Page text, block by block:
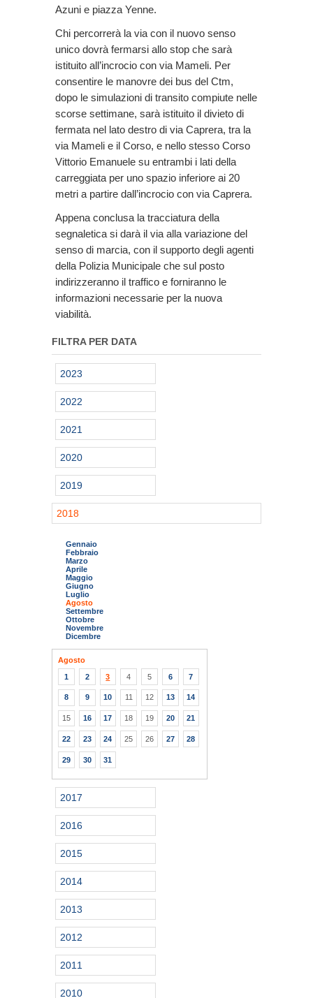
Azuni e piazza Yenne.
Chi percorrerà la via con il nuovo senso
unico dovrà fermarsi allo stop che sarà
istituito all’incrocio con via Mameli. Per
consentire le manovre dei bus del Ctm,
dopo le simulazioni di transito compiute nelle
scorse settimane, sarà istituito il divieto di
fermata nel lato destro di via Caprera, tra la
via Mameli e il Corso, e nello stesso Corso
Vittorio Emanuele su entrambi i lati della
carreggiata per uno spazio inferiore ai 20
metri a partire dall’incrocio con via Caprera.
Appena conclusa la tracciatura della
segnaletica si darà il via alla variazione del
senso di marcia, con il supporto degli agenti
della Polizia Municipale che sul posto
indirizzeranno il traffico e forniranno le
informazioni necessarie per la nuova
viabilità.
FILTRA PER DATA
2023
2022
2021
2020
2019
2018
Gennaio
Febbraio
Marzo
Aprile
Maggio
Giugno
Luglio
Agosto
Settembre
Ottobre
Novembre
Dicembre
Agosto
1
2 3 4 5 6 7
8 9 10 11 12 13 14
15 16 17 18 19 20 21
22 23 24 25 26 27 28
29 30 31
2017
2016
2015
2014
2013
2012
2011
2010